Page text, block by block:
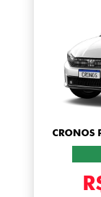
CRONOS